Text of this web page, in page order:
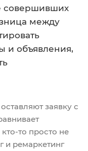
совершивших
между
и объявления,
заявку с
то просто не
и ремаркетинг